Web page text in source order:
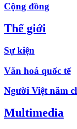
Cộng đồng
Thế giới
Sự kiện
Văn hoá quốc tế
Người Việt năm
Multimedia